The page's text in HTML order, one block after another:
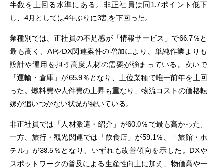
半数を上回る水準にある。非正社員は同1.7ポイント低下
し、4月としては4年ぶりに3割を下回った。
業種別では、正社員の不足感が「情報サービス」で66.7％と
最も高く、AIやDX関連案件の増加により、単純作業よりも
設計や運用を担う高度人材の需要が強まっている。次いで
「運輸・倉庫」が65.9％となり、上位業種で唯一前年を上回
った。燃料費や人件費の上昇も重なり、物流コストの価格転
嫁が追いつかない状況が続いている。
非正社員では「人材派遣・紹介」が60.0％で最も高かった。
一方、旅行・観光関連では「飲食店」が59.1％、「旅館・ホ
テル」が38.5％となり、いずれも改善傾向を示した。DXや
スポットワークの普及による生産性向上に加え、物価高や一